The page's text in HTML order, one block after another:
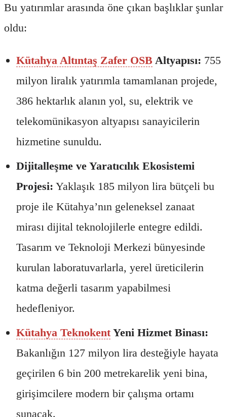
Bu yatırımlar arasında öne çıkan başlıklar şunlar
oldu:
Kütahya Altıntaş Zafer OSB Altyapısı: 755
milyon liralık yatırımla tamamlanan projede,
386 hektarlık alanın yol, su, elektrik ve
telekomünikasyon altyapısı sanayicilerin
hizmetine sunuldu.
Dijitalleşme ve Yaratıcılık Ekosistemi
Projesi: Yaklaşık 185 milyon lira bütçeli bu
proje ile Kütahya’nın geleneksel zanaat
mirası dijital teknolojilerle entegre edildi.
Tasarım ve Teknoloji Merkezi bünyesinde
kurulan laboratuvarlarla, yerel üreticilerin
katma değerli tasarım yapabilmesi
hedefleniyor.
Kütahya Teknokent Yeni Hizmet Binası:
Bakanlığın 127 milyon lira desteğiyle hayata
geçirilen 6 bin 200 metrekarelik yeni bina,
girişimcilere modern bir çalışma ortamı
sunacak.